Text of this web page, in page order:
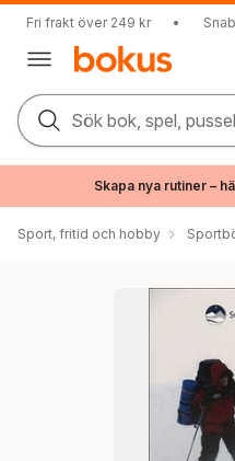
Fri frakt över 249 kr •
Sök bok, spel,
Skapa nya rutiner –
Sport, fritid och hobby